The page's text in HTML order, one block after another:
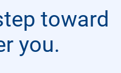
toward
you.